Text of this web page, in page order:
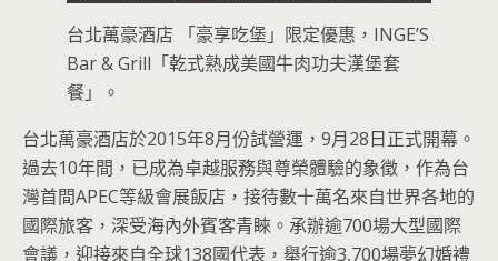
台北萬豪酒店 「豪享吃堡」限定優惠，INGE’S
Bar & Grill「乾式熟成美國牛肉功夫漢堡套
餐」。
台北萬豪酒店於2015年8月份試營運，9月28日正式開幕。
過去10年間，已成為卓越服務與尊榮體驗的象徵，作為台
灣首間APEC等級會展飯店，接待數十萬名來自世界各地的
國際旅客，深受海內外賓客青睞。承辦逾700場大型國際
會議，迎接來自全球138國代表，舉行逾3,700場夢幻婚禮